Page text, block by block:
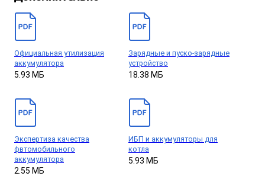
Официальная утилизация
аккумулятора
5.93 МБ
Зарядные и пуско-зарядные
устройство
18.38 МБ
Экспертиза качества
фвтомобильного
аккумулятора
2.55 МБ
ИБП и аккумуляторы для
котла
5.93 МБ